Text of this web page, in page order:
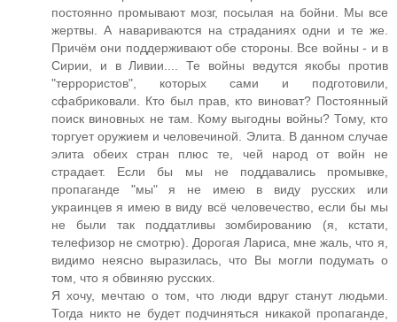
постоянно промывают мозг, посылая на бойни. Мы все
жертвы. А навариваются на страданиях одни и те же.
Причём они поддерживают обе стороны. Все войны - и в
Сирии, и в Ливии.... Те войны ведутся якобы против
"террористов", которых сами и подготовили,
сфабриковали. Кто был прав, кто виноват? Постоянный
поиск виновных не там. Кому выгодны войны? Тому, кто
торгует оружием и человечиной. Элита. В данном случае
элита обеих стран плюс те, чей народ от войн не
страдает. Если бы мы не поддавались промывке,
пропаганде "мы" я не имею в виду русских или
украинцев я имею в виду всё человечество, если бы мы
не были так поддатливы зомбированию (я, кстати,
телефизор не смотрю). Дорогая Лариса, мне жаль, что я,
видимо неясно выразилась, что Вы могли подумать о
том, что я обвиняю русских.
Я хочу, мечтаю о том, что люди вдруг станут людьми.
Тогда никто не будет подчиняться никакой пропаганде,